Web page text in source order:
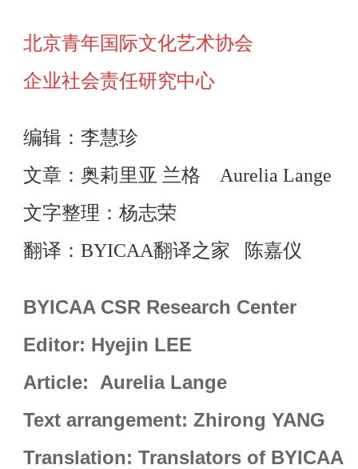
北京青年国际文化艺术协会
企业社会责任研究中心
编辑：李慧珍
文章：奥莉里亚 兰格 Aurelia Lange
文字整理：杨志荣
翻译：BYICAA翻译之家 陈嘉仪
BYICAA CSR Research Center
Editor: Hyejin LEE
Article: Aurelia Lange
Text arrangement: Zhirong YANG
Translation: Translators of